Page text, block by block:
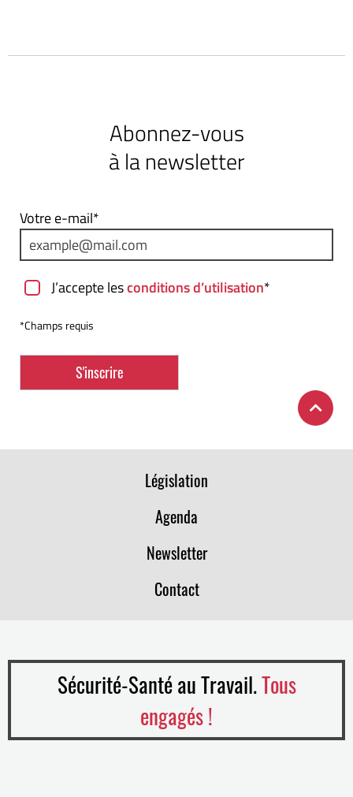
Abonnez-vous
à la newsletter
Votre e-mail*
J’accepte lesconditions d’utilisation*
*Champs requis
Législation
Agenda
Newsletter
Contact
Sécurité-Santé au Travail.Tous
engagés !